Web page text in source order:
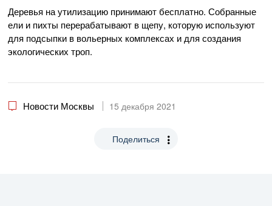
Деревья на утилизацию принимают бесплатно. Собранные
ели и пихты перерабатывают в щепу, которую используют
для подсыпки в вольерных комплексах и для создания
экологических троп.
Новости Москвы 15 декабря 2021
Поделиться